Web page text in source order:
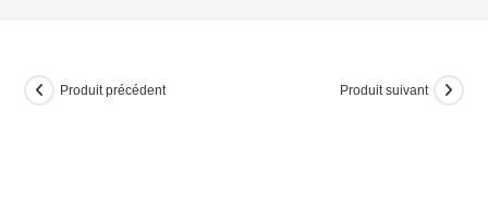
Produit précédent Produit suivant